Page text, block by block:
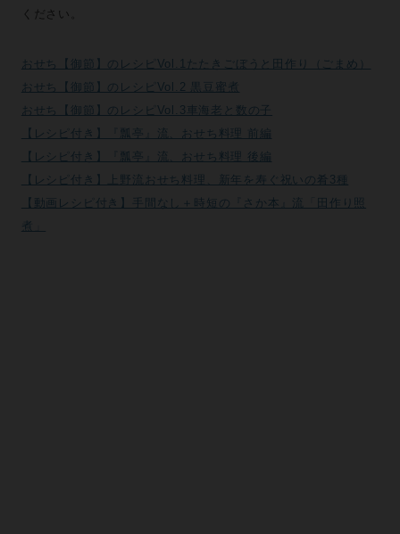
ください。
おせち【御節】のレシピVol.1たたきごぼうと田作り（ごまめ）
おせち【御節】のレシピVol.2 黒豆蜜煮
おせち【御節】のレシピVol.3車海老と数の子
【レシピ付き】『瓢亭』流、おせち料理 前編
【レシピ付き】『瓢亭』流、おせち料理 後編
【レシピ付き】上野流おせち料理、新年を寿ぐ祝いの肴3種
【動画レシピ付き】手間なし＋時短の『さか本』流「田作り照
煮」